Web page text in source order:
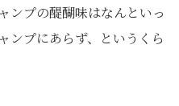
ンプの醍醐味はなんといっ
ンプにあらず、というくら